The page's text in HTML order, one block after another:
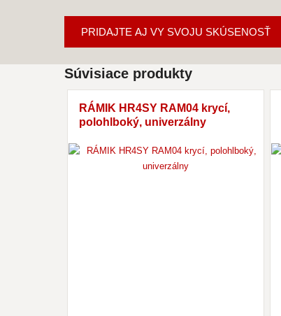
PRIDAJTE AJ VY SVOJU SKÚSENOSŤ
Súvisiace produkty
RÁMIK HR4SY RAM04 krycí,
polohlboký, univerzálny